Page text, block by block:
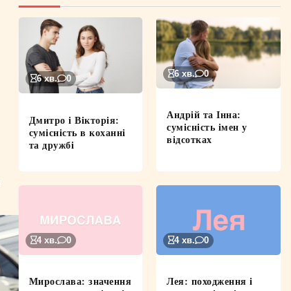
6 хв. 0
Дмитро і Вікторія:
сумісність в коханні
та дружбі
6 хв. 0
Андрій та Інна:
сумісність імен у
відсотках
4 хв. 0
Мирослава: значення
4 хв. 0
Лея: походження і